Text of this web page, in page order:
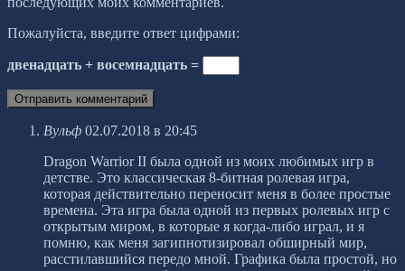
Пожалуйста, введите ответ цифрами:
двенадцать + восемнадцать =
Вульф 02.07.2018 в 20:45
Dragon Warrior II была одной из моих любимых игр в
детстве. Это классическая 8-битная ролевая игра,
которая действительно переносит меня в более простые
времена. Эта игра была одной из первых ролевых игр с
открытым миром, в которые я когда-либо играл, и я
помню, как меня загипнотизировал обширный мир,
расстилавшийся передо мной. Графика была простой, но